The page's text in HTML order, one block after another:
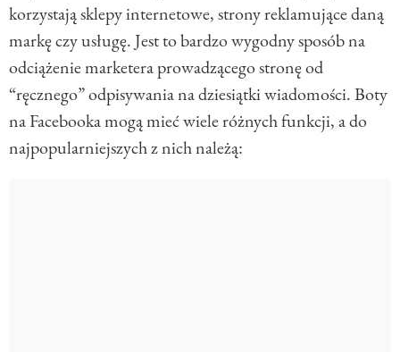
korzystają sklepy internetowe, strony reklamujące daną
markę czy usługę. Jest to bardzo wygodny sposób na
odciążenie marketera prowadzącego stronę od
“ręcznego” odpisywania na dziesiątki wiadomości. Boty
na Facebooka mogą mieć wiele różnych funkcji, a do
najpopularniejszych z nich należą: